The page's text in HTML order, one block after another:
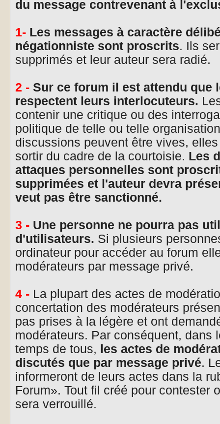
du message contrevenant à
1- Les messages à caractère
négationniste sont proscrits. Ils
supprimés et leur auteur sera radié.
2 - Sur ce forum il est attendu que
respectent leurs interlocuteurs.
contenir une critique ou des
politique de telle ou telle
discussions peuvent être vives,
sortir du cadre de la courtoisie. Les
attaques personnelles sont
supprimées et l'auteur devra
veut pas être sanctionné.
3 - Une personne ne pourra pas
d'utilisateurs. Si plusieurs
ordinateur pour accéder au forum
modérateurs par message privé.
4 - La plupart des actes de
concertation des modérateurs
pas prises à la légère et ont
modérateurs. Par conséquent, dans
temps de tous, les actes de
discutés que par message privé.
informeront de leurs actes dans la
Forum». Tout fil créé pour contester
sera verrouillé.